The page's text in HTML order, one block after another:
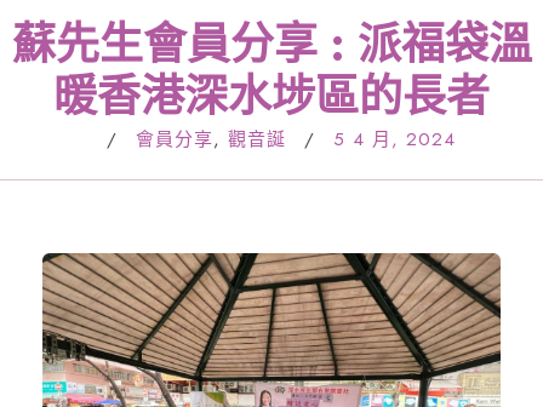
蘇先生會員分享 : 派福袋溫
暖香港深水埗區的長者
/ 會員分享, 觀音誕 / 5 4 月, 2024